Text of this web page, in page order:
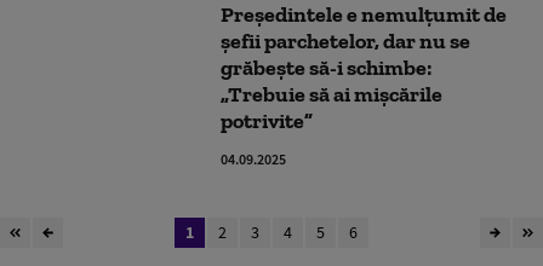
Președintele e nemulțumit de
șefii parchetelor, dar nu se
grăbește să-i schimbe:
„Trebuie să ai mişcările
potrivite”
04.09.2025
1 2 3 4 5 6